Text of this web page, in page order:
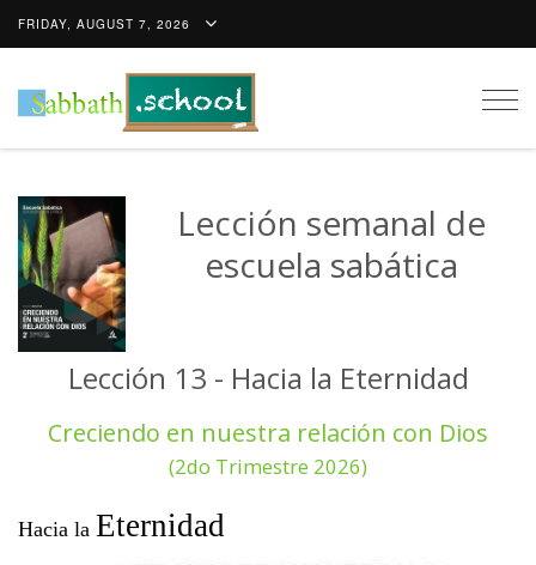
FRIDAY, AUGUST 7, 2026
Lección semanal de
escuela sabática
Lección 13 - Hacia la Eternidad
Creciendo en nuestra relación con Dios
(2do Trimestre 2026)
Hacia la Eternidad